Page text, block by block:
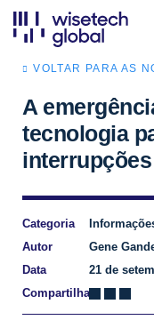
VOLTAR PARA AS
A
tecnologia
Categoria
Autor
Gene
Data
21 de
Compartilhar